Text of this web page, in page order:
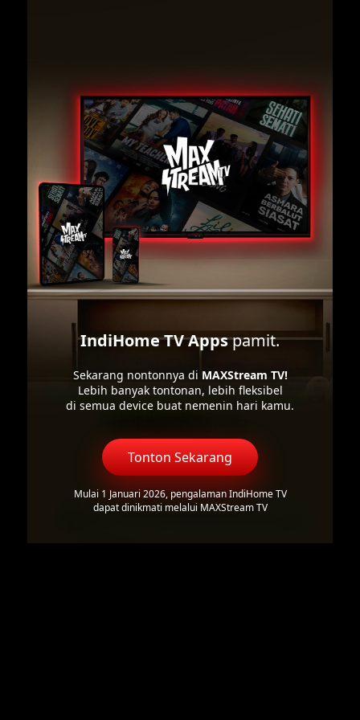
IndiHome TV Appspamit.
Sekarang nontonnya di MAXStream TV!
Lebih banyak tontonan, lebih fleksibel
di semua device buat nemenin hari kamu.
Tonton Sekarang
Mulai 1 Januari 2026, pengalaman IndiHome TV
dapat dinikmati melalui MAXStream TV